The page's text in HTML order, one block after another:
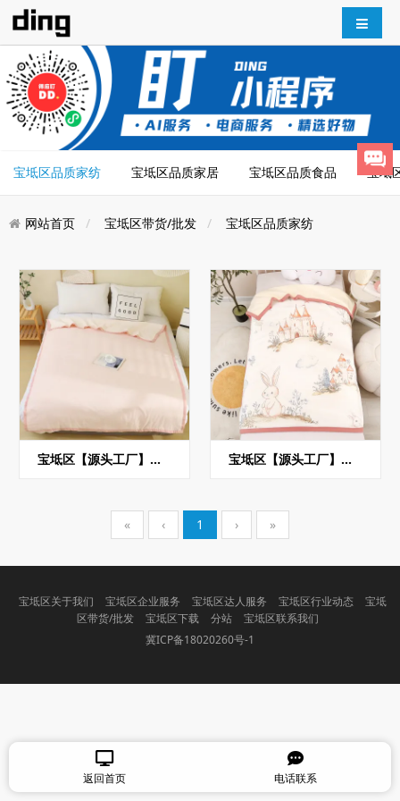
宝坻区品质家纺 宝坻区品质家居 宝坻区品质食品 宝坻
网站首页 宝坻区带货/批发 宝坻区品质家纺
宝坻区【源头工厂】批发高品质脱脂棉纯棉被子7A抗菌抗螨 宝坻区【源头工厂】儿童7A抗菌抗螨新疆脱脂棉全棉棉花被子批发120*150
« ‹ 1 › »
宝坻区关于我们 宝坻区企业服务 宝坻区达人服务 宝坻区行业动态
宝坻
区带货/批发
宝坻区下载 分站
宝坻区联系我们
冀ICP备18020260号-1
返回首页 电话联系